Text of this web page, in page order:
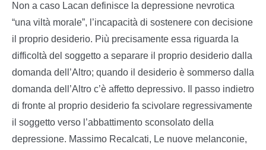
Non a caso Lacan definisce la depressione nevrotica
“una viltà morale”, l’incapacità di sostenere con decisione
il proprio desiderio. Più precisamente essa riguarda la
difficoltà del soggetto a separare il proprio desiderio dalla
domanda dell’Altro; quando il desiderio è sommerso dalla
domanda dell’Altro c’è affetto depressivo. Il passo indietro
di fronte al proprio desiderio fa scivolare regressivamente
il soggetto verso l’abbattimento sconsolato della
depressione. Massimo Recalcati, Le nuove melanconie,